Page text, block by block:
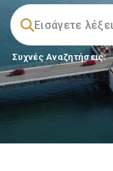
Συχνές Αναζητήσεις: